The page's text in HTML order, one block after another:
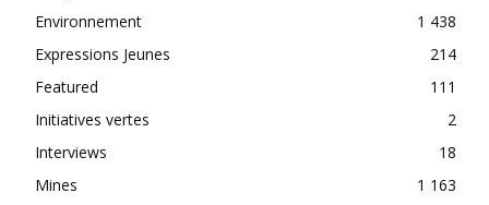
Environnement
1 438
Expressions Jeunes
214
Featured
111
Initiatives vertes
2
Interviews
18
Mines
1 163